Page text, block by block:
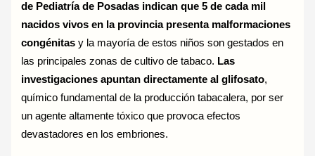
de Pediatría de Posadas indican que 5 de cada mil
nacidos vivos en la provincia presenta malformaciones
congénitas y la mayoría de estos niños son gestados en
las principales zonas de cultivo de tabaco. Las
investigaciones apuntan directamente al glifosato,
químico fundamental de la producción tabacalera, por ser
un agente altamente tóxico que provoca efectos
devastadores en los embriones.